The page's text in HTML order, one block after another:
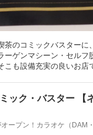
のコミックバスター
ゲンマシーン・セル
こも設備充実の良いお店
ック・バスター 【